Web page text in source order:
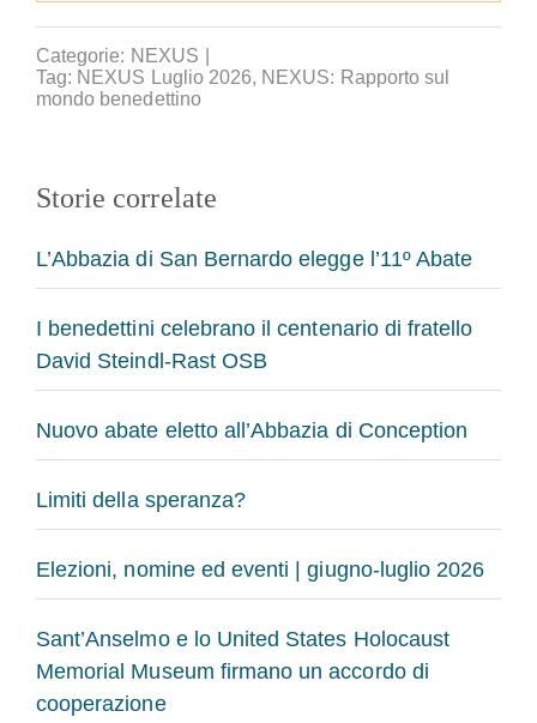
Categorie: NEXUS
Tag: NEXUS Luglio 2026, NEXUS: Rapporto sul
mondo benedettino
Storie correlate
L’Abbazia di San Bernardo elegge l’11º Abate
I benedettini celebrano il centenario di fratello
David Steindl-Rast OSB
Nuovo abate eletto all’Abbazia di Conception
Limiti della speranza?
Elezioni, nomine ed eventi | giugno-luglio 2026
Sant’Anselmo e lo United States Holocaust
Memorial Museum firmano un accordo di
cooperazione